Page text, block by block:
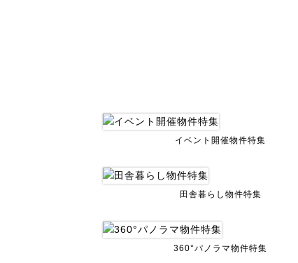
イベント開催物件特集
田舎暮らし物件特集
360°パノラマ物件特集